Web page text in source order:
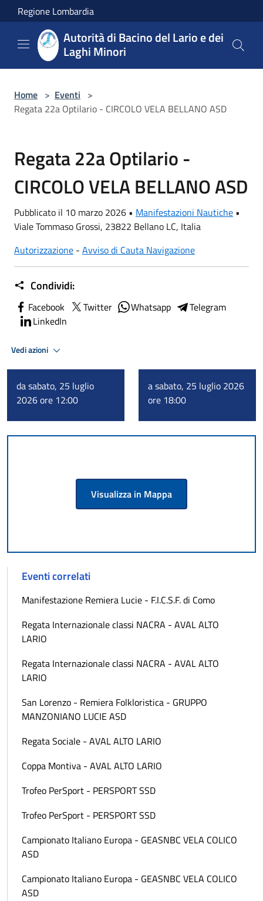
Salta al contenuto principale
Regione Lombardia
Autorità di Bacino del Lario e dei
Laghi Minori
Home > Eventi >
Regata 22a Optilario - CIRCOLO VELA BELLANO ASD
Regata 22a Optilario -
CIRCOLO VELA BELLANO ASD
Pubblicato il 10 marzo 2026 • Manifestazioni Nautiche •
Viale Tommaso Grossi, 23822 Bellano LC, Italia
Autorizzazione - Avviso di Cauta Navigazione
Condividi:
Facebook Twitter Whatsapp
Telegram
LinkedIn
Vedi azioni
da sabato, 25 luglio
2026 ore 12:00
a sabato, 25 luglio 2026
ore 18:00
Visualizza in Mappa
Eventi correlati
Manifestazione Remiera Lucie - F.I.C.S.F. di Como
Regata Internazionale classi NACRA - AVAL ALTO
LARIO
Regata Internazionale classi NACRA - AVAL ALTO
LARIO
San Lorenzo - Remiera Folkloristica - GRUPPO
MANZONIANO LUCIE ASD
Regata Sociale - AVAL ALTO LARIO
Coppa Montiva - AVAL ALTO LARIO
Trofeo PerSport - PERSPORT SSD
Trofeo PerSport - PERSPORT SSD
Campionato Italiano Europa - GEASNBC VELA COLICO
ASD
Campionato Italiano Europa - GEASNBC VELA COLICO
ASD